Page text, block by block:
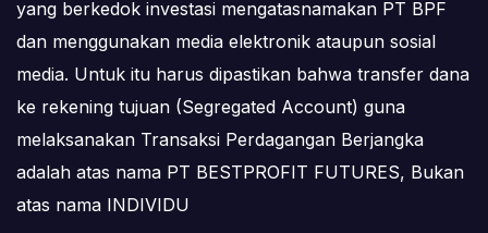
yang berkedok investasi mengatasnamakan PT BPF
dan menggunakan media elektronik ataupun sosial
media. Untuk itu harus dipastikan bahwa transfer dana
ke rekening tujuan (Segregated Account) guna
melaksanakan Transaksi Perdagangan Berjangka
adalah atas nama PT BESTPROFIT FUTURES, Bukan
atas nama INDIVIDU